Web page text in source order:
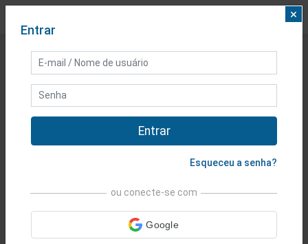
25 ANOSAO SEU
SERVIÇO
Ações•Índices•Metais•Forex•
Commodities•Criptomoedas•
Opções
×
Entrar
Entrar
Esqueceu a senha?
ou conecte-se com
Google